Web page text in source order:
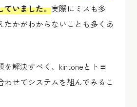
ていました。実際にミスも多
たかがわからないことも多くあ
を解決すべく、kintoneとトヨ
わせてシステムを組んでみるこ